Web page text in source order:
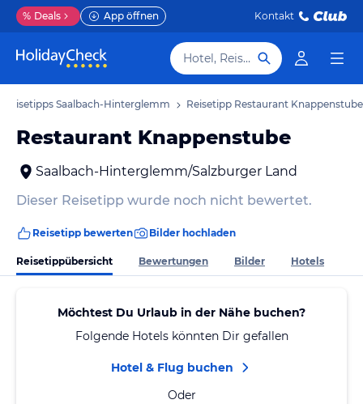
% Deals App öffnen Kontakt
Hotel, Reiseziel
Reisetipps Saalbach-Hinterglemm Reisetipp Restaurant Knappenstube
Restaurant Knappenstube
Saalbach-Hinterglemm/Salzburger Land
Dieser Reisetipp wurde noch nicht bewertet.
Reisetipp bewerten Bilder hochladen
Reisetippübersicht Bewertungen Bilder Hotels
Möchtest Du Urlaub in der Nähe buchen?
Folgende Hotels könnten Dir gefallen
Hotel & Flug buchen
Oder